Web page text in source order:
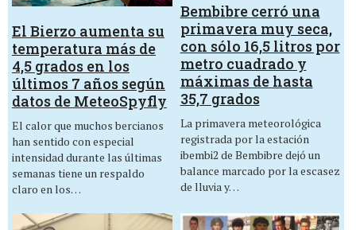
El Bierzo aumenta su
temperatura más de
4,5 grados en los
últimos 7 años según
datos de MeteoSpyfly
El calor que muchos bercianos
han sentido con especial
intensidad durante las últimas
semanas tiene un respaldo
claro en los…
Bembibre cerró una
primavera muy seca,
con sólo 16,5 litros por
metro cuadrado y
máximas de hasta
35,7 grados
La primavera meteorológica
registrada por la estación
ibembi2 de Bembibre dejó un
balance marcado por la escasez
de lluvia y…